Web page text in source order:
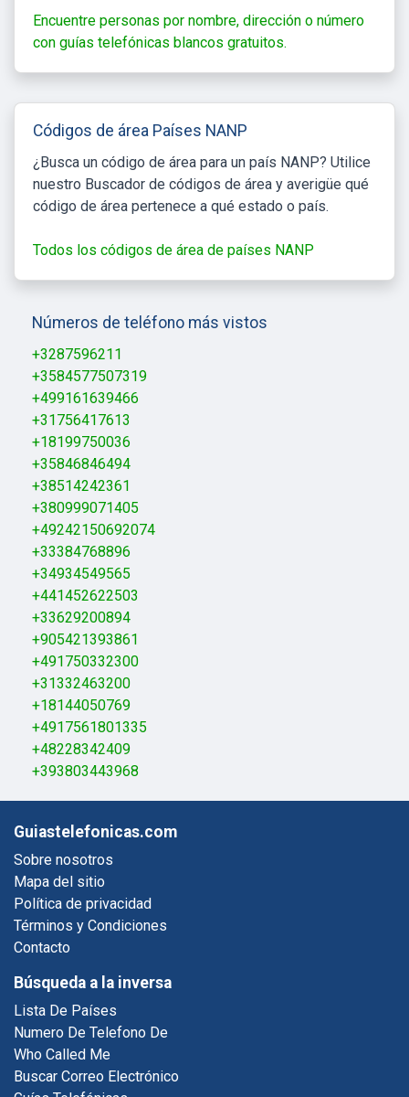
Encuentre personas por nombre, dirección o número
con guías telefónicas blancos gratuitos.
Códigos de área Países NANP
¿Busca un código de área para un país NANP? Utilice
nuestro Buscador de códigos de área y averigüe qué
código de área pertenece a qué estado o país.
Todos los códigos de área de países NANP
Números de teléfono más vistos
+3287596211
+3584577507319
+499161639466
+31756417613
+18199750036
+35846846494
+38514242361
+380999071405
+49242150692074
+33384768896
+34934549565
+441452622503
+33629200894
+905421393861
+491750332300
+31332463200
+18144050769
+4917561801335
+48228342409
+393803443968
Guiastelefonicas.com
Sobre nosotros
Mapa del sitio
Política de privacidad
Términos y Condiciones
Contacto
Búsqueda a la inversa
Lista De Países
Numero De Telefono De
Who Called Me
Buscar Correo Electrónico